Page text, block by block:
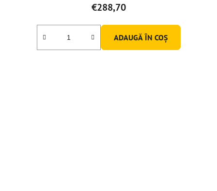
€288,70
ADAUGĂ ÎN COŞ